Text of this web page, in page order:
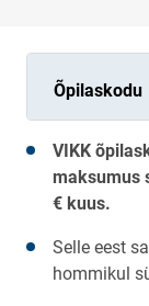
Õpilaskodu
VIKK
maksumus
€ kuus.
Selle eest
hommikul